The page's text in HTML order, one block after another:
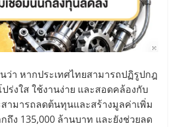
ว่า หากประเทศไทยสามารถปฏิรูปกฎ
ร่งใส ใช้งานง่าย และสอดคล้องกับ
ามารถลดต้นทุนและสร้างมูลค่าเพิ่ม
ถึง 135,000 ล้านบาท และยังช่วยลด